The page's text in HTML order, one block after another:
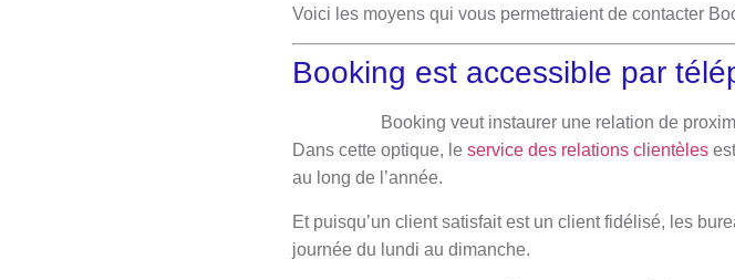
Voici les moyens qui vous permettraient de contacter
Booking est accessible par
Booking veut instaurer une relation de
Dans cette optique, le service des relations clientèles
au long de l’année.
Et puisqu’un client satisfait est un client fidélisé, les
journée du lundi au dimanche.